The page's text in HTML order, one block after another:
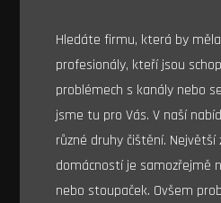
Hledáte firmu, která by
profesionály, kteří jsou
problémech s kanály nebo
jsme tu pro Vás. V naší
různé druhy čištění. Největší
domácností je samozřejmě
nebo stoupaček. Ovšem